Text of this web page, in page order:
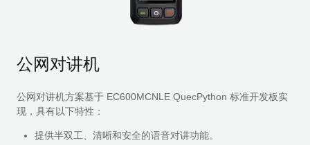
公网对讲机
公网对讲机方案基于 EC600MCNLE QuecPython 标准开发板实
现，具有以下特性：
提供半双工、清晰和安全的语音对讲功能。